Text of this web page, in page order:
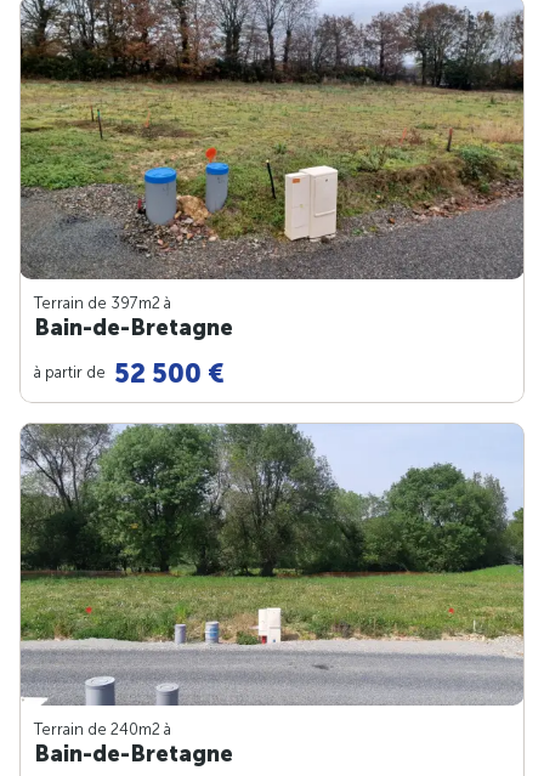
Terrain de 397m2 à
Bain-de-Bretagne
à partir de 52 500 €
Terrain de 240m2 à
Bain-de-Bretagne